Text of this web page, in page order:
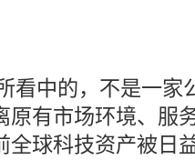
看中的，不是一家
原有市场环境、服
全球科技资产被日